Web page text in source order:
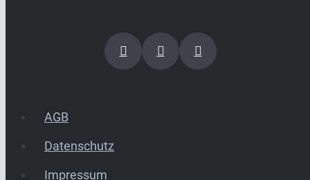
AGB
Datenschutz
Impressum